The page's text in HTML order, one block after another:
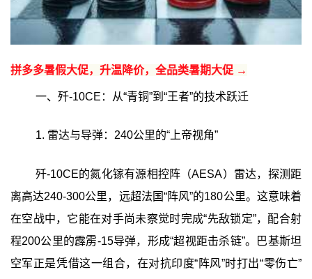
拼多多暑假大促，升温降价，全品类暑期大促 →
一、歼-10CE：从“青铜”到“王者”的技术跃迁
1. 雷达与导弹：240公里的“上帝视角”
歼-10CE的氮化镓有源相控阵（AESA）雷达，探测距
离高达240-300公里，远超法国“阵风”的180公里。这意味着
在空战中，它能在对手尚未察觉时完成“先敌锁定”，配合射
程200公里的霹雳-15导弹，形成“超视距击杀链”。巴基斯坦
空军正是凭借这一组合，在对抗印度“阵风”时打出“零伤亡”